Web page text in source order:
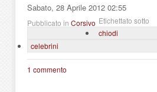
Sabato, 28 Aprile 2012 02:55
Pubblicato in Corsivo Etichettato sotto
chiodi
celebrini
1 commento